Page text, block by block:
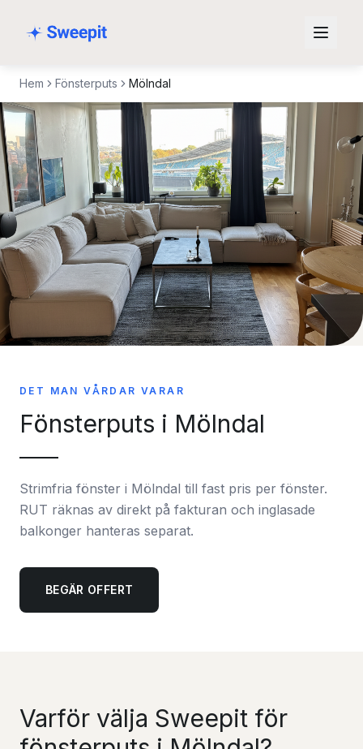
Hem Fönsterputs Mölndal
DET MAN VÅRDAR VARAR
Fönsterputs i Mölndal
Strimfria fönster i Mölndal till fast pris per fönster.
RUT räknas av direkt på fakturan och inglasade
balkonger hanteras separat.
BEGÄR OFFERT
Varför välja Sweepit för